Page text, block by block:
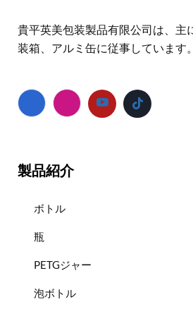
貴平英美包装製品有限公司は、主
装箱、アルミ缶に従事しています。
製品紹介
ボトル
瓶
PETGジャー
泡ボトル